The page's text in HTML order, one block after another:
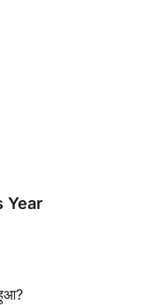
Year